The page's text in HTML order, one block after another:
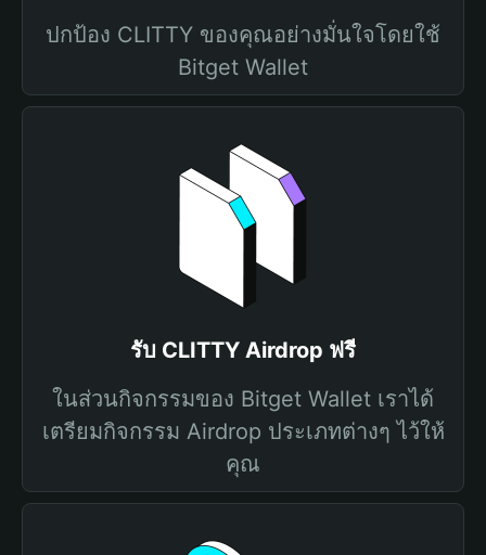
ปกป้อง CLITTY ของคุณอย่างมั่นใจโดยใช้
Bitget Wallet
รับ CLITTY Airdrop ฟรี
ในส่วนกิจกรรมของ Bitget Wallet เราได้
เตรียมกิจกรรม Airdrop ประเภทต่างๆ ไว้ให้
คุณ